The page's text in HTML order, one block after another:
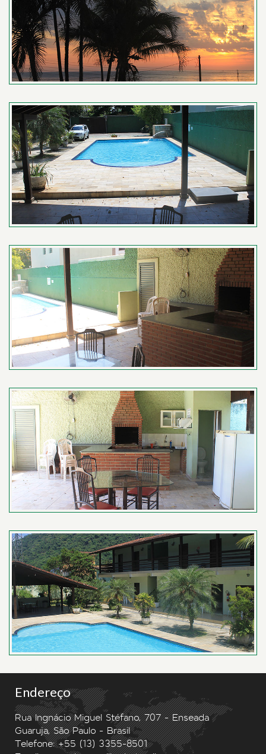
Endereço
Rua Ingnácio Miguel Stéfano, 707 - Enseada
Guaruja, São Paulo - Brasil
Telefone: +55 (13) 3355-8501